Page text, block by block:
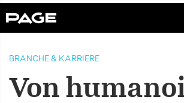
BRANCHE & KARRIERE
Von